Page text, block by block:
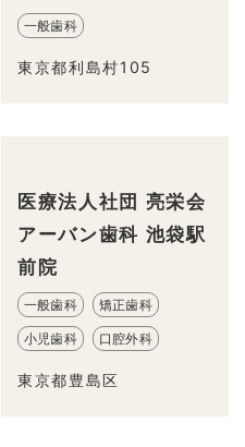
一般歯科
東京都利島村105
医療法人社団 亮栄会
アーバン歯科 池袋駅
前院
一般歯科 矯正歯科
小児歯科 口腔外科
東京都豊島区